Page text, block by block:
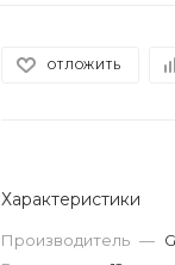
ОТЛОЖИТЬ
Характеристики
Производитель —